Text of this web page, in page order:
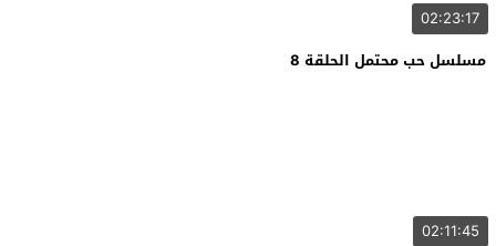
02:23:17
مسلسل حب محتمل الحلقة 8
02:11:45